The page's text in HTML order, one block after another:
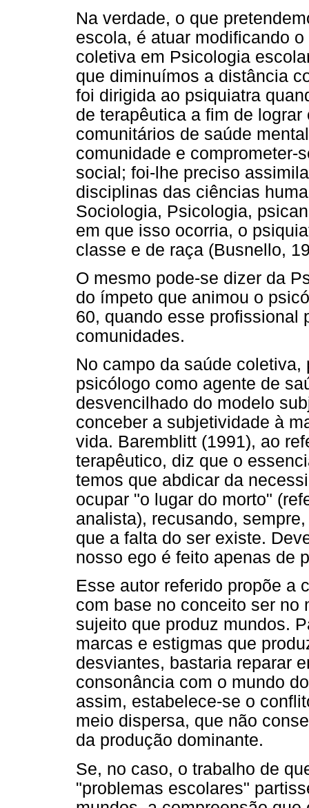
Na verdade, o que
escola, é atuar modificando
coletiva em Psicologia
que diminuímos a distância
foi dirigida ao psiquiatra
de terapêutica a fim de
comunitários de saúde
comunidade e comprometer-
social; foi-lhe preciso
disciplinas das ciências
Sociologia, Psicologia,
em que isso ocorria, o
classe e de raça (Busnello,
O mesmo pode-se dizer da
do ímpeto que animou o
60, quando esse profissional
comunidades.
No campo da saúde
psicólogo como agente de
desvencilhado do modelo
conceber a subjetividade à
vida. Baremblitt (1991), ao
terapêutico, diz que o
temos que abdicar da
ocupar "o lugar do morto"
analista), recusando,
que a falta do ser existe.
nosso ego é feito apenas de
Esse autor referido propõe a
com base no conceito ser no
sujeito que produz mundos.
marcas e estigmas que
desviantes, bastaria reparar
consonância com o mundo
assim, estabelece-se o
meio dispersa, que não
da produção dominante.
Se, no caso, o trabalho de
"problemas escolares"